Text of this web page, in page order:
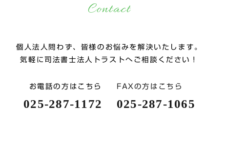
Contact
個人法人問わず、皆様のお悩みを解決いたします。
気軽に司法書士法人トラストへご相談ください！
お電話の方はこちら
025-287-1172
FAXの方はこちら
025-287-1065